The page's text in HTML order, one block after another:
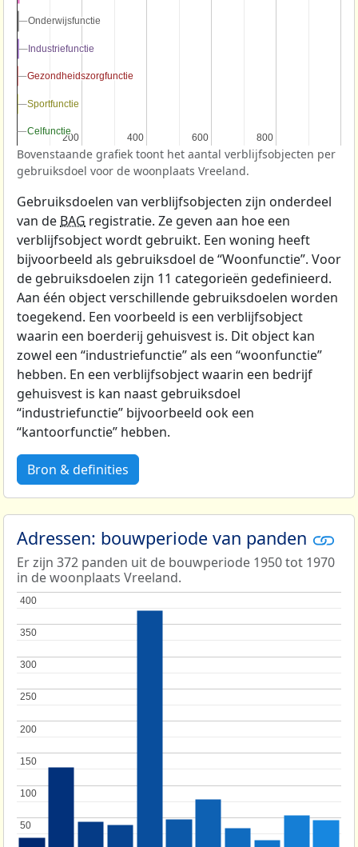
200
200 400
400 600
600 800
800
Onderwijsfunctie
Onderwijsfunctie
Industriefunctie
Industriefunctie
Gezondheidszorgfunctie
Gezondheidszorgfunctie
Sportfunctie
Sportfunctie
Celfunctie
Celfunctie
Bovenstaande grafiek toont het aantal verblijfsobjecten per
gebruiksdoel voor de woonplaats Vreeland.
Gebruiksdoelen van verblijfsobjecten zijn onderdeel
van de BAG registratie. Ze geven aan hoe een
verblijfsobject wordt gebruikt. Een woning heeft
bijvoorbeeld als gebruiksdoel de “Woonfunctie”. Voor
de gebruiksdoelen zijn 11 categorieën gedefinieerd.
Aan één object verschillende gebruiksdoelen worden
toegekend. Een voorbeeld is een verblijfsobject
waarin een boerderij gehuisvest is. Dit object kan
zowel een “industriefunctie” als een “woonfunctie”
hebben. En een verblijfsobject waarin een bedrijf
gehuisvest is kan naast gebruiksdoel
“industriefunctie” bijvoorbeeld ook een
“kantoorfunctie” hebben.
Bron & definities
Adressen: bouwperiode van panden
Er zijn 372 panden uit de bouwperiode 1950 tot 1970
in de woonplaats Vreeland.
50
50
100
100
150
150
200
200
250
250
300
300
350
350
400
400